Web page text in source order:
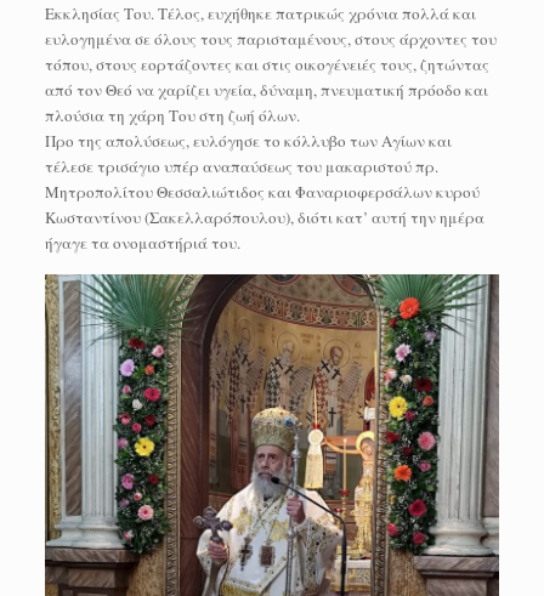
Εκκλησίας Του. Τέλος, ευχήθηκε πατρικώς χρόνια πολλά και
ευλογημένα σε όλους τους παρισταμένους, στους άρχοντες του
τόπου, στους εορτάζοντες και στις οικογένειές τους, ζητώντας
από τον Θεό να χαρίζει υγεία, δύναμη, πνευματική πρόοδο και
πλούσια τη χάρη Του στη ζωή όλων.
Προ της απολύσεως, ευλόγησε το κόλλυβο των Αγίων και
τέλεσε τρισάγιο υπέρ αναπαύσεως του μακαριστού πρ.
Μητροπολίτου Θεσσαλιώτιδος και Φαναριοφερσάλων κυρού
Κωσταντίνου (Σακελλαρόπουλου), διότι κατ’ αυτή την ημέρα
ήγαγε τα ονομαστήριά του.